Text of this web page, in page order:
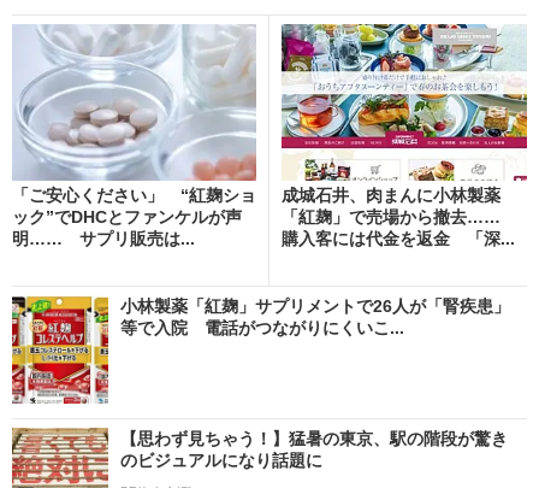
「ご安心ください」 “紅麹ショ
ック”でDHCとファンケルが声
明…… サプリ販売は...
成城石井、肉まんに小林製薬
「紅麹」で売場から撤去……
購入客には代金を返金 「深...
小林製薬「紅麹」サプリメントで26人が「腎疾患」
等で入院 電話がつながりにくいこ...
【思わず見ちゃう！】猛暑の東京、駅の階段が驚き
のビジュアルになり話題に